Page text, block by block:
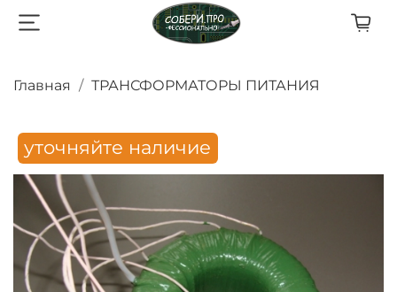
Главная ТРАНСФОРМАТОРЫ ПИТАНИЯ
уточняйте наличие